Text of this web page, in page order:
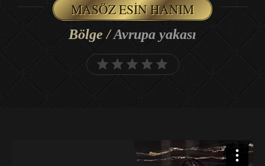
MASÖZ ESIN HANIM
Bölge /Avrupa yakası